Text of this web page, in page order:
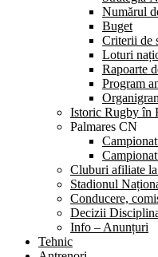
Numărul
Buget
Criterii de
Loturi
Rapoarte
Program
Istoric Rugby în
Palmares CN
Cluburi afiliate
Stadionul
Conducere,
Decizii
Info – Anunțuri
Tehnic